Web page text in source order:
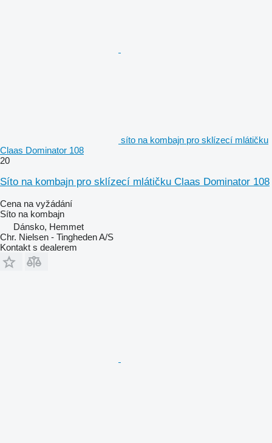
síto na kombajn pro sklízecí mlátičku
Claas Dominator 108
20
Síto na kombajn pro sklízecí mlátičku Claas Dominator 108
Cena na vyžádání
Síto na kombajn
Dánsko, Hemmet
Chr. Nielsen - Tingheden A/S
Kontakt s dealerem